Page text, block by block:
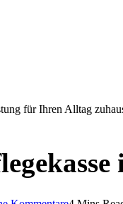
für Ihren Alltag